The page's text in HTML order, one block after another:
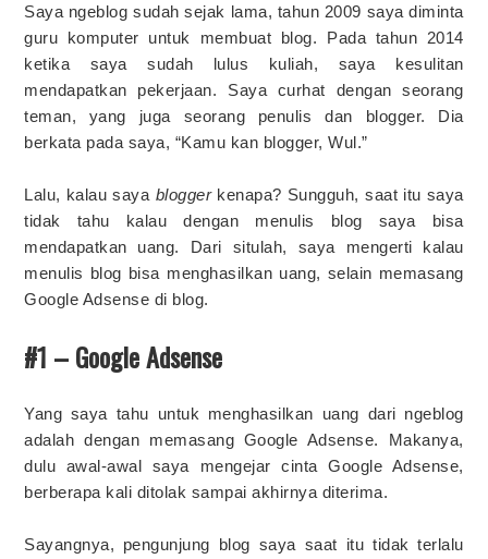
Saya ngeblog sudah sejak lama, tahun 2009 saya diminta
guru komputer untuk membuat blog. Pada tahun 2014
ketika saya sudah lulus kuliah, saya kesulitan
mendapatkan pekerjaan. Saya curhat dengan seorang
teman, yang juga seorang penulis dan blogger. Dia
berkata pada saya, “Kamu kan blogger, Wul.”
Lalu, kalau saya bloggerkenapa? Sungguh, saat itu saya
tidak tahu kalau dengan menulis blog saya bisa
mendapatkan uang. Dari situlah, saya mengerti kalau
menulis blog bisa menghasilkan uang, selain memasang
Google Adsense di blog.
#1 – Google Adsense
Yang saya tahu untuk menghasilkan uang dari ngeblog
adalah dengan memasang Google Adsense. Makanya,
dulu awal-awal saya mengejar cinta Google Adsense,
berberapa kali ditolak sampai akhirnya diterima.
Sayangnya, pengunjung blog saya saat itu tidak terlalu